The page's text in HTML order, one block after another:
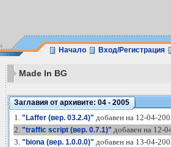
Начало Вход/Регистрация
Made In BG
Заглавия от архивите: 04 - 2005
1. "Laffer (вер. 03.2.4)" добавен на 12-04-
2. "traffic script (вер. 0.7.1)" добавен на 12-
3. "biona (вер. 1.0.0.0)" добавен на 13-04-